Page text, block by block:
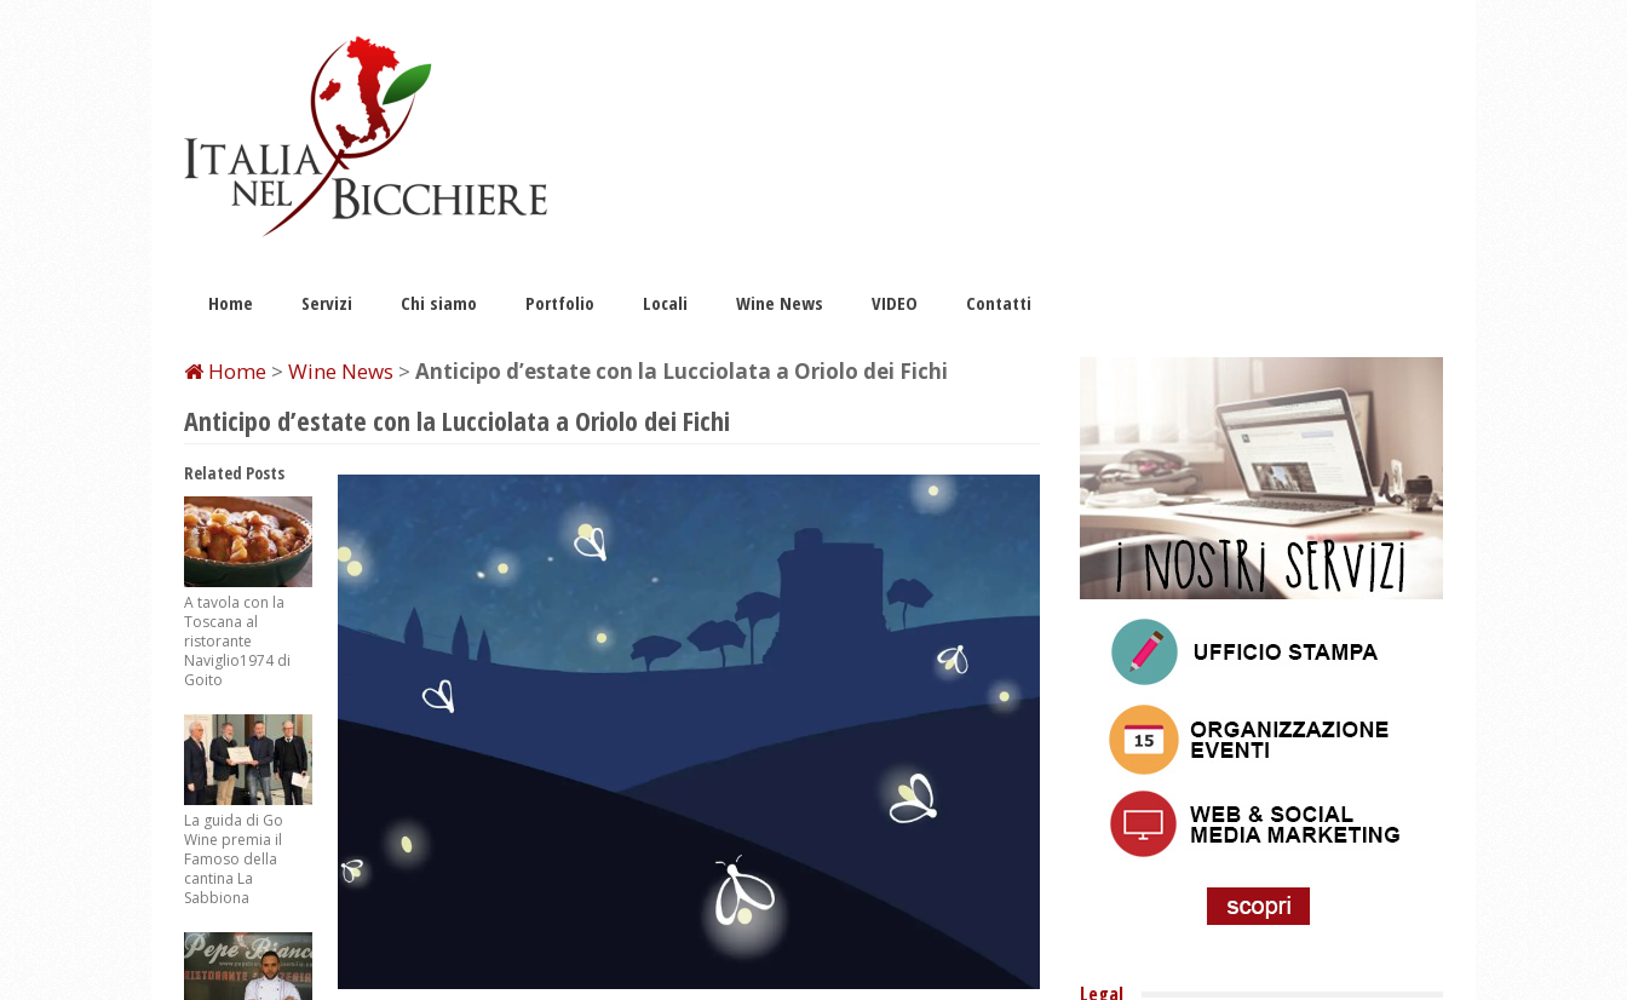
Home Servizi Chi siamo Portfolio Locali Wine News VIDEO Contatti
Home > Wine News > Anticipo d’estate con la Lucciolata a Oriolo dei Fichi
Anticipo d’estate con la Lucciolata a Oriolo dei Fichi
Related Posts
A tavola con la
Toscana al
ristorante
Naviglio1974 di
Goito
La guida di Go
Wine premia il
Famoso della
cantina La
Sabbiona
Legal